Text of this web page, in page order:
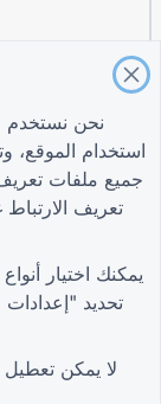
سياسة
إعدادات ملفات
نحن نستخدم
استخدام الموقع،
جميع ملفات
تعريف
يمكنك اختيار
تحديد
لا يمكن تعطيل